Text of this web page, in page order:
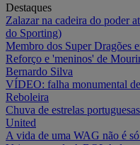
Destaques
Zalazar na cadeira do poder
do Sporting)
Membro dos Super Dragões
Reforço e 'meninos' de
Bernardo Silva
VÍDEO: falha monumental
Reboleira
Chuva de estrelas
United
A vida de uma WAG não é